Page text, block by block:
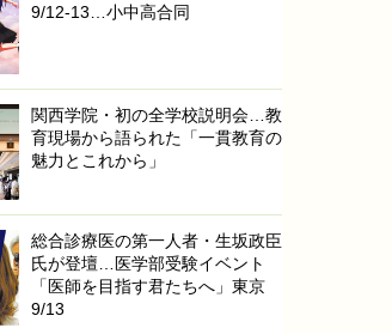
9/12-13…小中高合同
関西学院・初の全学校説明会…教
育現場から語られた「一貫教育の
魅力とこれから」
総合診療医の第一人者・生坂政臣
氏が登壇…医学部受験イベント
「医師を目指す君たちへ」東京
9/13